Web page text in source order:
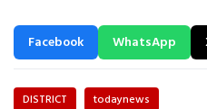
Facebook WhatsApp
DISTRICT todaynews